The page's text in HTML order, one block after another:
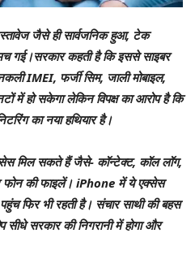
जैसे ही सार्वजनिक हुआ, टेक
कहती है कि इससे साइबर
IMEI, फर्जी सिम, जाली मोबाइल,
में हो सकेगा लेकिन विपक्ष का आरोप है कि
का नया हथियार है।
मिल सकते हैं जैसे- कॉन्टेक्ट, कॉल लॉग,
की फाइलें। iPhone में ये एक्सेस
फिर भी रहती है। संचार साथी की बहस
सीधे सरकार की निगरानी में होगा और